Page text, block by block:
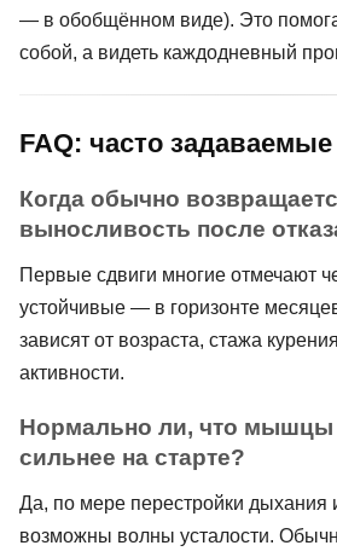
— в обобщённом виде). Это
собой, а видеть каждодневный
FAQ: часто
Когда обычно
выносливость после
Первые сдвиги многие отмечают
устойчивые — в горизонте
зависят от возраста, стажа
активности.
Нормально ли, что мышцы
сильнее на старте?
Да, по мере перестройки дыхания
возможны волны усталости.